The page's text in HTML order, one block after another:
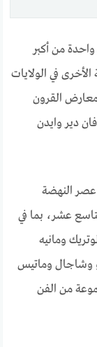
من أكبر
في الولايات
معارض القرون
دير وايدن
النهضة
عشر، بما في
ومانيه
وشاجال وماتيس
من الفن